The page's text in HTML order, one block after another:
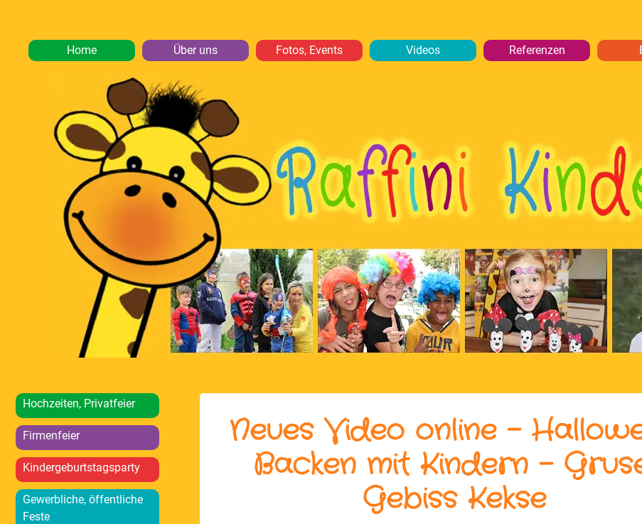
Home Über uns Fotos, Events Videos Referenzen
Hochzeiten, Privatfeier
Firmenfeier
Kindergeburtstagsparty
Gewerbliche, öffentliche
Feste
Neues Video online –
Backen mit Kindern –
Gebiss Kekse